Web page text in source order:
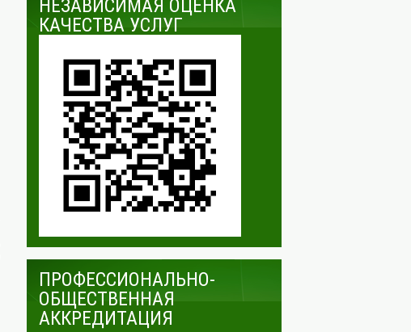
НЕЗАВИСИМАЯ ОЦЕНКА
КАЧЕСТВА УСЛУГ
ПРОФЕССИОНАЛЬНО-
ОБЩЕСТВЕННАЯ
АККРЕДИТАЦИЯ